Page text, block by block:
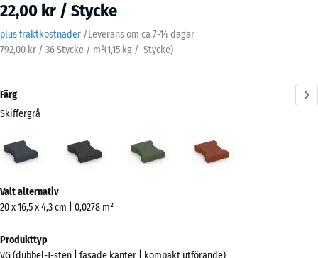
22,00 kr / Stycke
plus fraktkostnader /Leverans om ca 7-14 dagar
792,00 kr / 36 Stycke / m²(1,15 kg / Stycke)
Färg
Skiffergrå
Skiffergrå
(active)
Gräsgrön
information
om
färgerna?
Valt alternativ
20 x 16,5 x 4,3 cm | 0,0278 m²
Produkttyp
VG (dubbel-T-sten | fasade kanter | kompakt utförande)